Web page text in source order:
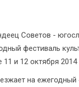
Советов -
фестиваль
и 12 октября 2014
на